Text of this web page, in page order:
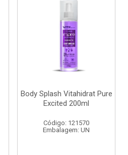
Body Splash Vitahidrat Pure
Excited 200ml
Código: 121570
Embalagem: UN